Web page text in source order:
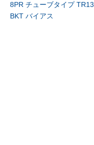
8PR チューブタイプ
BKT バイアス